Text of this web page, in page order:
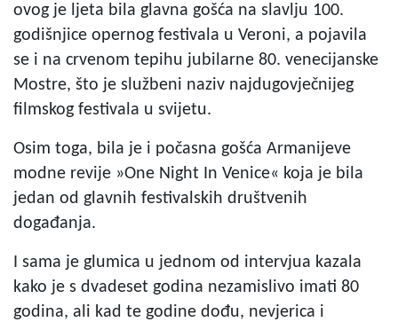
ovog je ljeta bila glavna gošća na slavlju 100.
godišnjice opernog festivala u Veroni, a pojavila
se i na crvenom tepihu jubilarne 80. venecijanske
Mostre, što je službeni naziv najdugovječnijeg
filmskog festivala u svijetu.
Osim toga, bila je i počasna gošća Armanijeve
modne revije »One Night In Venice« koja je bila
jedan od glavnih festivalskih društvenih
događanja.
I sama je glumica u jednom od intervjua kazala
kako je s dvadeset godina nezamislivo imati 80
godina, ali kad te godine dođu, nevjerica i